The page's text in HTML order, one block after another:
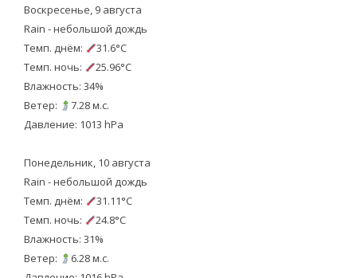
Воскресенье, 9 августа
Rain - небольшой дождь
Темп. днём:
31.6°C
Темп. ночь:
25.96°C
Влажность: 34%
Ветер:
7.28 м.с.
Давление: 1013 hPa
Понедельник, 10 августа
Rain - небольшой дождь
Темп. днём:
31.11°C
Темп. ночь:
24.8°C
Влажность: 31%
Ветер:
6.28 м.с.